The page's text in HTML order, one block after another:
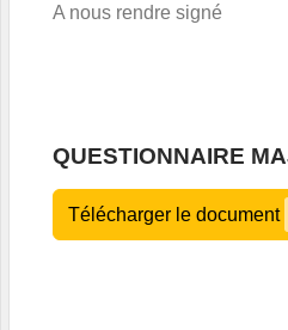
A nous rendre signé
QUESTIONNAIRE
Télécharger le document